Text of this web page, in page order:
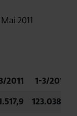
2011
2011
1-3/2010
123.038,9